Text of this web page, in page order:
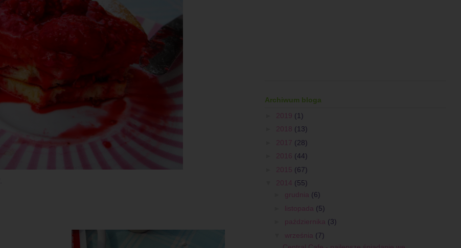
Archiwum bloga
2019 (1)
2018 (13)
2017 (28)
2016 (44)
2015 (67)
2014 (55)
grudnia (6)
listopada (5)
października (3)
września (7)